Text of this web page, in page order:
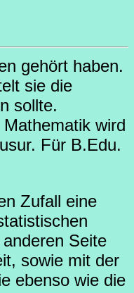
gehört haben.
sie die
sollte.
wird
Für B.Edu.
Zufall eine
Seite
sowie mit der
ebenso wie die